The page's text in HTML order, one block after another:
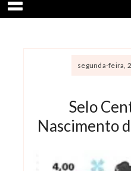
segunda-feira,
Selo
Nascimento